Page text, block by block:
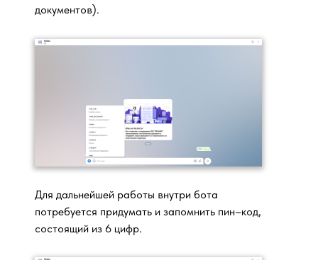
документов).
Для дальнейшей работы внутри бота
потребуется придумать и запомнить пин–код,
состоящий из 6 цифр.